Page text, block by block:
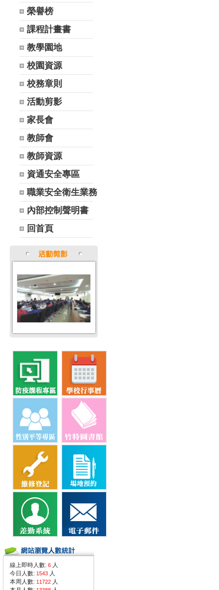
榮譽榜
課程計畫書
教學園地
校園資源
校務章則
活動剪影
家長會
教師會
教師資源
資通安全專區
職業安全衛生業務
內部控制聲明書
回首頁
線上即時人數: 6 人
今日人數: 1543 人
本周人數: 11722 人